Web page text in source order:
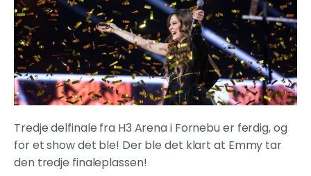
Tredje delfinale fra H3 Arena i Fornebu er ferdig, og
for et show det ble! Der ble det klart at Emmy tar
den tredje finaleplassen!